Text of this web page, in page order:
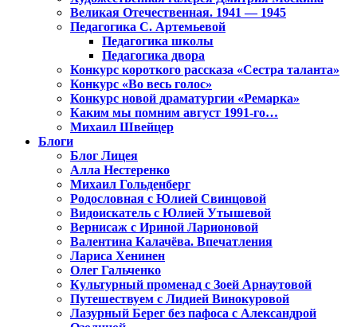
Великая Отечественная. 1941 — 1945
Педагогика С. Артемьевой
Педагогика школы
Педагогика двора
Конкурс короткого рассказа «Сестра таланта»
Конкурс «Во весь голос»
Конкурс новой драматургии «Ремарка»
Каким мы помним август 1991-го…
Михаил Швейцер
Блоги
Блог Лицея
Алла Нестеренко
Михаил Гольденберг
Родословная с Юлией Свинцовой
Видоискатель с Юлией Утышевой
Вернисаж с Ириной Ларионовой
Валентина Калачёва. Впечатления
Лариса Хенинен
Олег Гальченко
Культурный променад с Зоей Арнаутовой
Путешествуем с Лидией Винокуровой
Лазурный Берег без пафоса с Александрой